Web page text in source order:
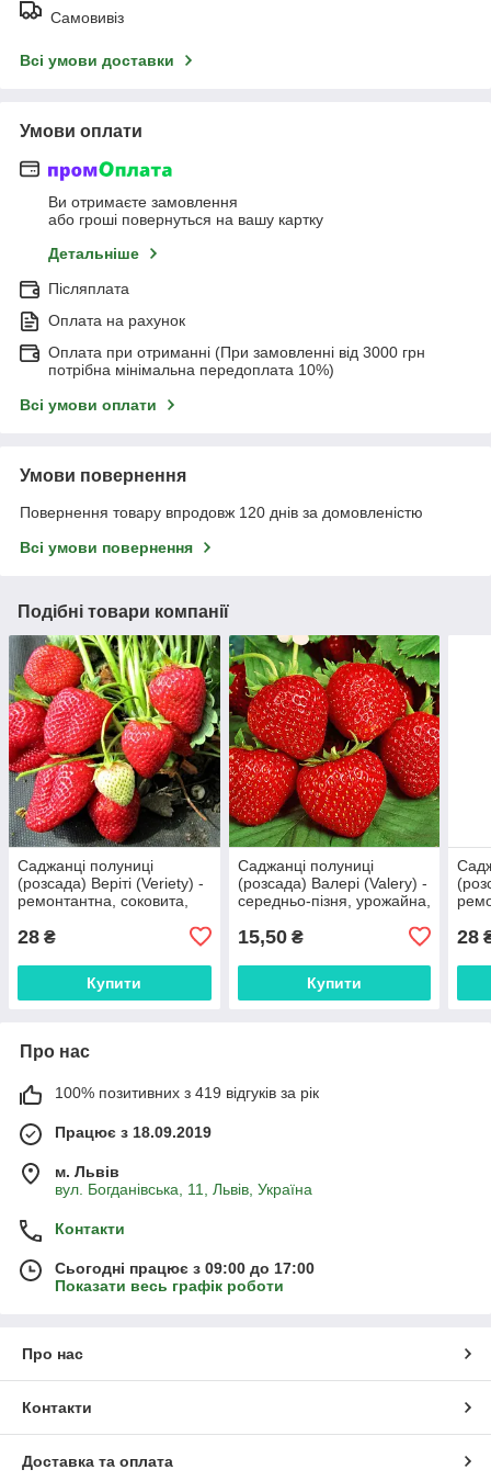
Самовивіз
Всі умови доставки
Умови оплати
Ви отримаєте замовлення
або гроші повернуться на вашу картку
Детальніше
Післяплата
Оплата на рахунок
Оплата при отриманні (При замовленні від 3000 грн
потрібна мінімальна передоплата 10%)
Всі умови оплати
Умови повернення
Повернення товару впродовж 120 днів за домовленістю
Всі умови повернення
Подібні товари компанії
Саджанці полуниці
(розсада) Веріті (Veriеty) -
ремонтантна, соковита,
касеті)
28 ₴
Купити
Саджанці полуниці
(розсада) Валері (Valery) -
середньо-пізня, урожайна,
15,50₴
Купити
28
Про нас
100% позитивних з 419 відгуків за рік
Працює з 18.09.2019
м. Львів
вул. Богданівська, 11, Львів, Україна
Контакти
Сьогодні працює з 09:00 до 17:00
Показати весь графік роботи
Про нас
Контакти
Доставка та оплата